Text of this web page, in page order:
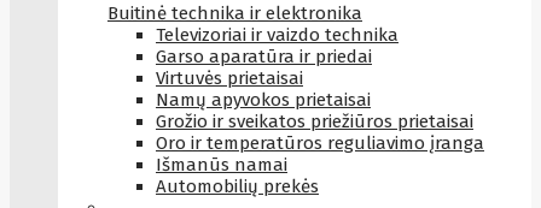
Buitinė technika ir elektronika
Televizoriai ir vaizdo technika
Garso aparatūra ir priedai
Virtuvės prietaisai
Namų apyvokos prietaisai
Grožio ir sveikatos priežiūros prietaisai
Oro ir temperatūros reguliavimo įranga
Išmanūs namai
Automobilių prekės